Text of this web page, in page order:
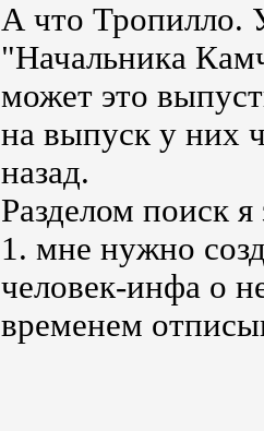
А что Тропилло.
"Начальника
может это
на выпуск у них
назад.
Разделом поиск
1. мне нужно
человек-инфа о
временем